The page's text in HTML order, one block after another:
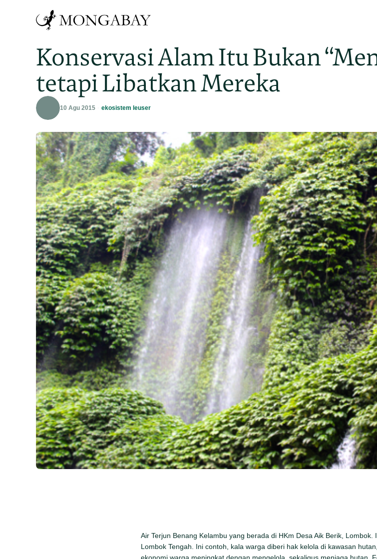
Konservasi Alam Itu Bukan
tetapi Libatkan Mereka
10 Agu 2015 ekosistem leuser
Air Terjun Benang Kelambu yang berada di HKm Desa Aik Berik,
Lombok Tengah. Ini contoh, kala warga diberi hak kelola di kawasan